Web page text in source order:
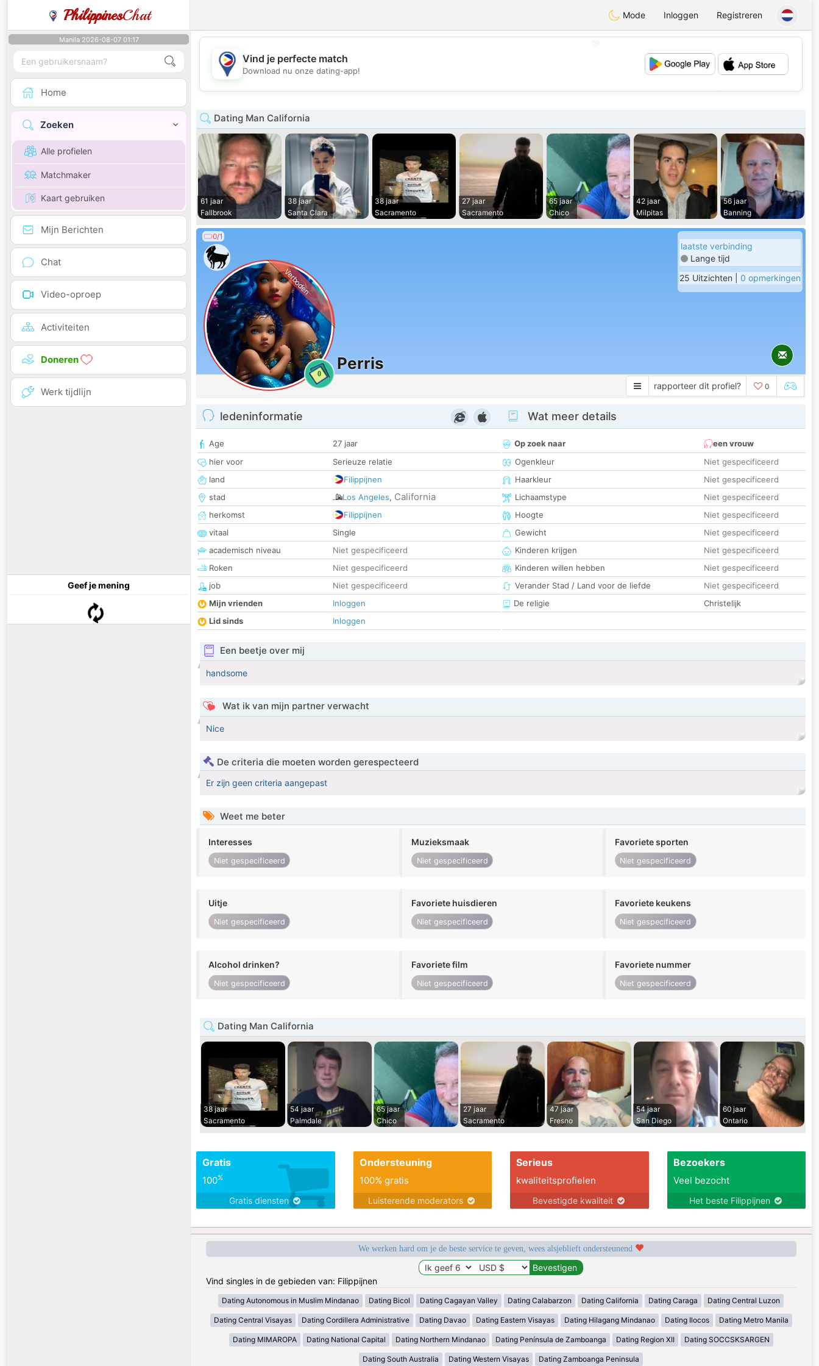
PhilippinesChat Mode Inloggen Registreren
Manila 2026-08-07 01:17
Home
Zoeken
Alle profielen
Matchmaker
Kaart gebruiken
Mijn Berichten
Chat
Video-oproep
Activiteiten
Doneren
Werk tijdlijn
Geef je mening
💕
Vind je perfecte match
Download nu onze dating-app!
Dating Man California
61 jaar
Fallbrook
38 jaar
Santa Clara
38 jaar
Sacramento
27 jaar
Sacramento
65 jaar
Chico
42 jaar
Milpitas
56 jaar
Banning
0/1
0
Verboden
Perris
laatste verbinding
Lange tijd
25 Uitzichten | 0 opmerkingen
rapporteer dit profiel? 0
ledeninformatie
Age
27 jaar
hier voor
Serieuze relatie
land
Filippijnen
stad
Los Angeles, California
herkomst
Filippijnen
vitaal
Single
academisch niveau
Niet gespecificeerd
Roken
Niet gespecificeerd
job
Niet gespecificeerd
Mijn vrienden
Inloggen
Lid sinds
Inloggen
Wat meer details
Op zoek naar
een vrouw
Ogenkleur
Niet gespecificeerd
Haarkleur
Niet gespecificeerd
Lichaamstype
Niet gespecificeerd
Hoogte
Niet gespecificeerd
Gewicht
Niet gespecificeerd
Kinderen krijgen
Niet gespecificeerd
Kinderen willen hebben
Niet gespecificeerd
Verander Stad / Land voor de liefde
Niet gespecificeerd
De religie
Christelijk
Een beetje over mij
handsome
Wat ik van mijn partner verwacht
Nice
De criteria die moeten worden gerespecteerd
Er zijn geen criteria aangepast
Weet me beter
Interesses
Niet gespecificeerd
Muzieksmaak
Niet gespecificeerd
Favoriete sporten
Niet gespecificeerd
Uitje
Niet gespecificeerd
Favoriete huisdieren
Niet gespecificeerd
Favoriete keukens
Niet gespecificeerd
Alcohol drinken?
Niet gespecificeerd
Favoriete film
Niet gespecificeerd
Favoriete nummer
Niet gespecificeerd
Dating Man California
38 jaar
Sacramento
54 jaar
Palmdale
65 jaar
Chico
27 jaar
Sacramento
47 jaar
Fresno
54 jaar
San Diego
60 jaar
Ontario
Gratis
100%
Gratis diensten
Ondersteuning
100% gratis
Luisterende moderators
Serieus
kwaliteitsprofielen
Bevestigde kwaliteit
Bezoekers
Veel bezocht
Het beste Filippijnen
We werken hard om je de beste service te geven, wees alsjeblieft ondersteunend
Vind singles in de gebieden van: Filippijnen
Dating Autonomous in Muslim Mindanao Dating Bicol Dating Cagayan Valley Dating Calabarzon Dating California Dating Caraga Dating Central Luzon
Dating Central Visayas Dating Cordillera Administrative Dating Davao Dating Eastern Visayas Dating Hilagang Mindanao Dating Ilocos Dating Metro Manila
Dating MIMAROPA Dating National Capital Dating Northern Mindanao Dating Península de Zamboanga Dating Region XII Dating SOCCSKSARGEN
Dating South Australia Dating Western Visayas Dating Zamboanga Peninsula